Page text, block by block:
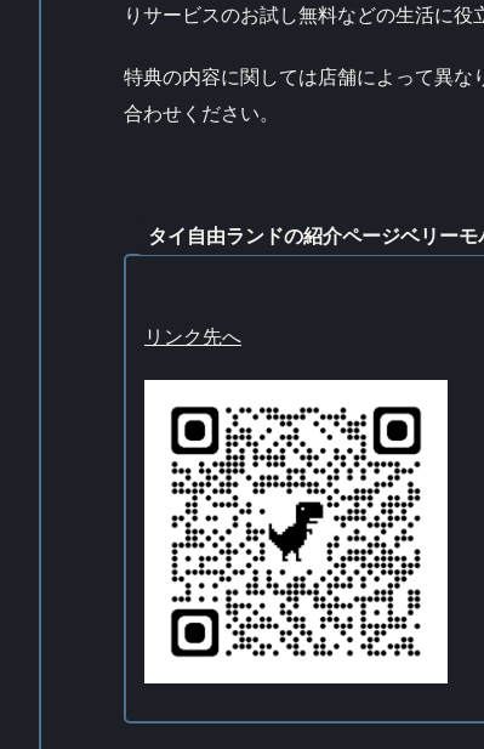
りサービスのお試し無料などの生活に役
特典の内容に関しては店舗によって異
合わせください。
タイ自由ランドの紹介ページベリーモ
リンク先へ